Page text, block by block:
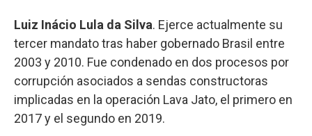
Luiz Inácio Lula da Silva. Ejerce actualmente su
tercer mandato tras haber gobernado Brasil entre
2003 y 2010. Fue condenado en dos procesos por
corrupción asociados a sendas constructoras
implicadas en la operación Lava Jato, el primero en
2017 y el segundo en 2019.